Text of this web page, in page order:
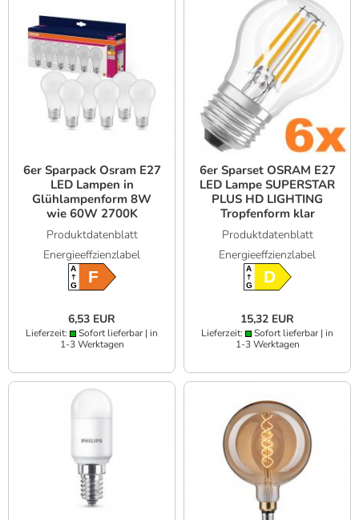
6er Sparpack Osram E27
LED Lampen in
Glühlampenform 8W
wie 60W 2700K
warmweißes Licht
Produktdatenblatt
Energieeffzienzlabel
A
GF
6,53 EUR
Lieferzeit:
Sofort lieferbar | in
1-3 Werktagen
6er Sparset OSRAM E27
LED Lampe SUPERSTAR
PLUS HD LIGHTING
Tropfenform klar
dimmbar 3,4W wie 40W
neutralweißes Licht &
hohe Farbwiedergabe
Produktdatenblatt
Energieeffzienzlabel
A
GD
15,32 EUR
Lieferzeit:
Sofort lieferbar | in
1-3 Werktagen